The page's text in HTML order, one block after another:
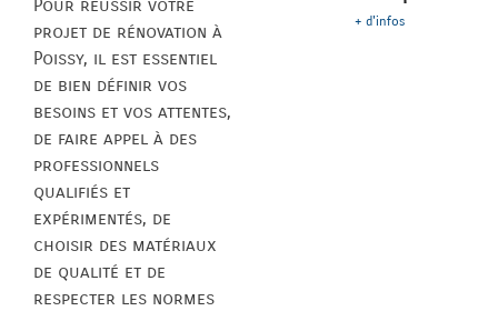
Pour réussir votre
projet de rénovation à
Poissy, il est essentiel
de bien définir vos
besoins et vos attentes,
de faire appel à des
professionnels
qualifiés et
expérimentés, de
choisir des matériaux
de qualité et de
respecter les normes
+ d'infos